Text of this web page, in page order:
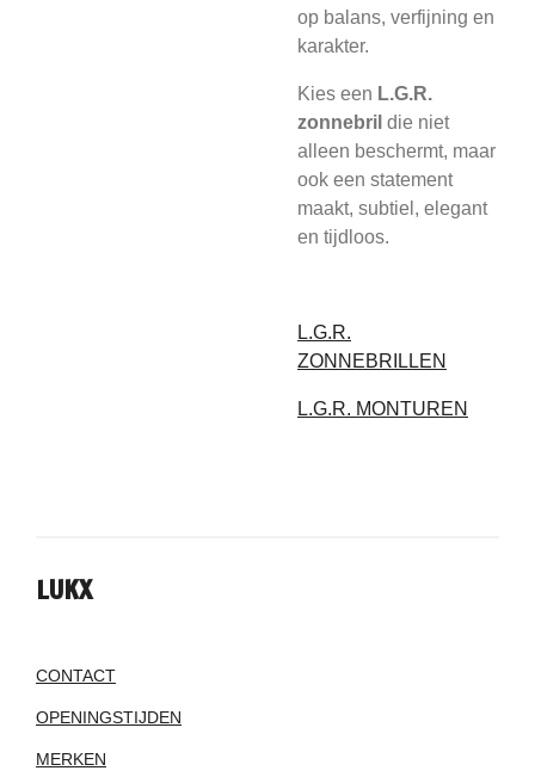
op balans, verfijning en
karakter.
Kies een L.G.R.
zonnebril die niet
alleen beschermt, maar
ook een statement
maakt, subtiel, elegant
en tijdloos.
L.G.R.
ZONNEBRILLEN
L.G.R. MONTUREN
LUKX
CONTACT
OPENINGSTIJDEN
MERKEN